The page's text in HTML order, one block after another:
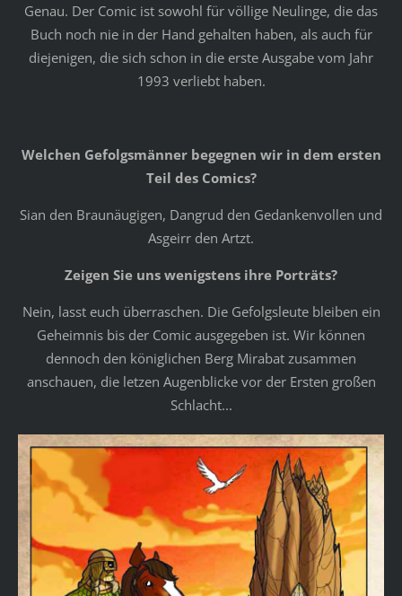
Genau. Der Comic ist sowohl für völlige Neulinge, die das
Buch noch nie in der Hand gehalten haben, als auch für
diejenigen, die sich schon in die erste Ausgabe vom Jahr
1993 verliebt haben.
Welchen Gefolgsmänner begegnen wir in dem ersten
Teil des Comics?
Sian den Braunäugigen, Dangrud den Gedankenvollen und
Asgeirr den Artzt.
Zeigen Sie uns wenigstens ihre Porträts?
Nein, lasst euch überraschen. Die Gefolgsleute bleiben ein
Geheimnis bis der Comic ausgegeben ist. Wir können
dennoch den königlichen Berg Mirabat zusammen
anschauen, die letzen Augenblicke vor der Ersten großen
Schlacht...